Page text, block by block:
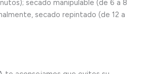
secado manipulable (de 6 a 8
secado repintado (de 12 a